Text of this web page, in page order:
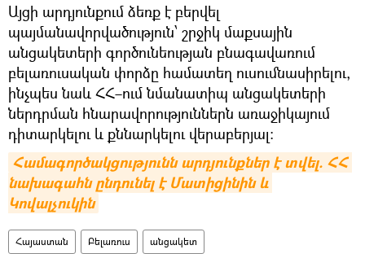
Այցի արդյունքում ձեռք է բերվել
պայմանավորվածություն՝ շրջիկ մաքսային
անցակետերի գործունեության բնագավառում
բելառուսական փորձը համատեղ ուսումնասիրելու,
ինչպես նաև ՀՀ–ում նմանատիպ անցակետերի
ներդրման հնարավորություններն առաջիկայում
դիտարկելու և քննարկելու վերաբերյալ։
Համագործակցությունն արդյունքներ է տվել. ՀՀ
նախագահն ընդունել է Մատիցինին և
Կովալչուկին
Հայաստան Բելառուս անցակետ